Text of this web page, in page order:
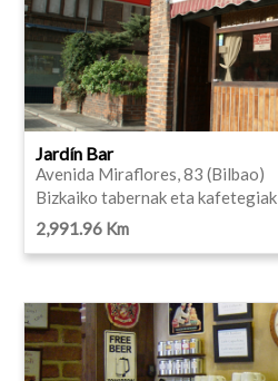
Jardín Bar
Avenida Miraflores, 83 (Bilbao)
Bizkaiko tabernak eta kafetegiak
2,991.96 Km